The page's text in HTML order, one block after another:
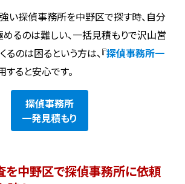
い探偵事務所を中野区で探す時、自分
るのは難しい、一括見積もりで沢山営
るのは困るという方は、『探偵事務所一
すると安心です。
探偵事務所
一発見積もり
を中野区で探偵事務所に依頼